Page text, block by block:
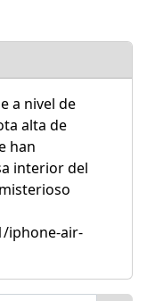
a nivel de
alta de
han
interior del
iphone-air-